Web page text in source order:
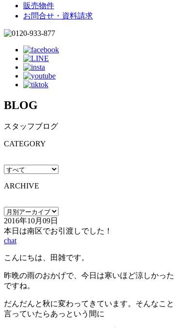
販売物件
お問合せ・資料請求
BLOG
スタッフブログ
CATEGORY
ARCHIVE
2016年10月09日
本日は南区でお引渡しでした！
chat
こんにちは、田雑です。
昨晩の雨のおかげで、今日は寒いほど涼しかった
ですね。
だんだんと秋に変わってきています。そんなこと
言っていたらあっという間に